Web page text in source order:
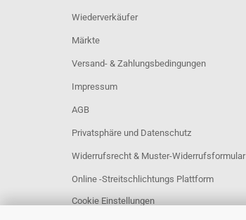
Wiederverkäufer
Märkte
Versand- & Zahlungsbedingungen
Impressum
AGB
Privatsphäre und Datenschutz
Widerrufsrecht & Muster-Widerrufsformular
Online -Streitschlichtungs Plattform
Cookie Einstellungen